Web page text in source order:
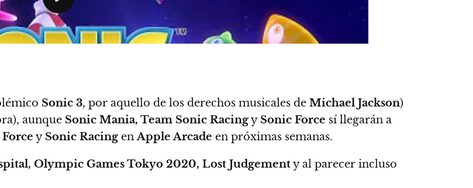
Sonic 3, por aquello de los derechos musicales de Michael Jackson)
aunque Sonic Mania, Team Sonic Racingy Sonic Force sí llegarán a
y Sonic RacingenApple Arcade en próximas semanas.
Olympic Games Tokyo 2020, Lost Judgementy al parecer incluso